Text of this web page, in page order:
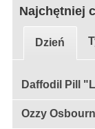
Najchętniej
Dzień
Daffodil Pill
Ozzy